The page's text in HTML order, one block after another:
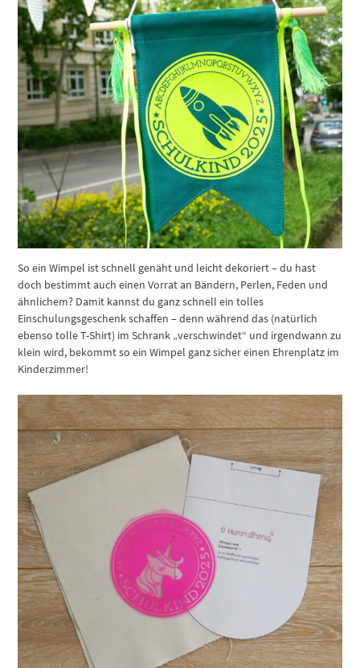
So ein Wimpel ist schnell genäht und leicht dekoriert – du hast
doch bestimmt auch einen Vorrat an Bändern, Perlen, Feden und
ähnlichem? Damit kannst du ganz schnell ein tolles
Einschulungsgeschenk schaffen – denn während das (natürlich
ebenso tolle T-Shirt) im Schrank „verschwindet“ und irgendwann zu
klein wird, bekommt so ein Wimpel ganz sicher einen Ehrenplatz im
Kinderzimmer!